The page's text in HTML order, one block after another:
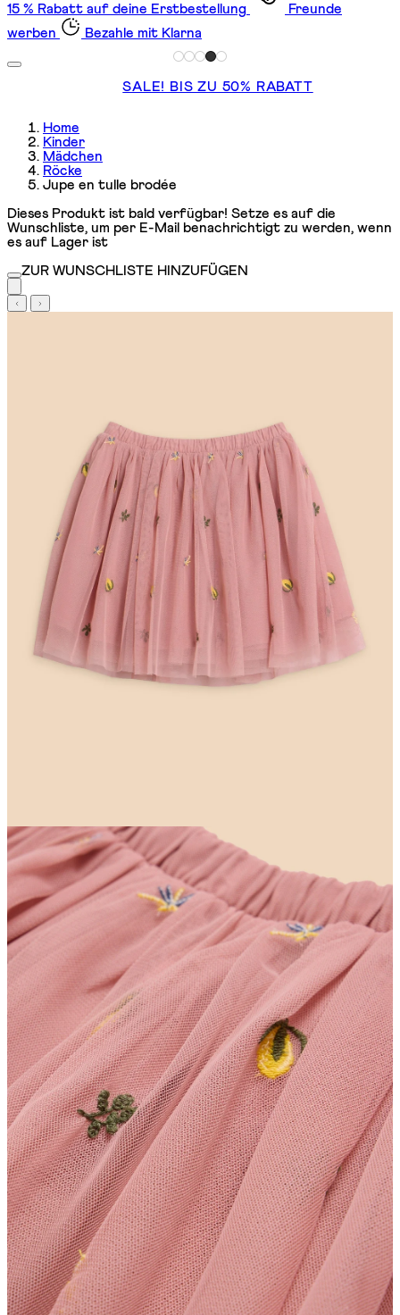
15 % Rabatt auf deine Erstbestellung
Freunde
werben
Bezahle mit Klarna
SALE! BIS ZU 50% RABATT
Home
Kinder
Mädchen
Röcke
Jupe en tulle brodée
Dieses Produkt ist bald verfügbar! Setze es auf die
Wunschliste, um per E-Mail benachrichtigt zu werden, wenn
es auf Lager ist
ZUR WUNSCHLISTE HINZUFÜGEN